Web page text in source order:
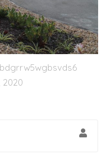
bdgrrw5wgbsvds6
2020